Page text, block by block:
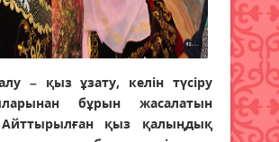
– қыз ұзату, келін түсіру
бұрын жасалатын
Айттырылған қыз қалыңдық